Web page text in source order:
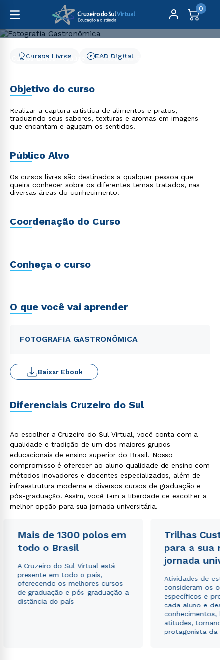
0
Cursos Livres Saúde Fotografia Gastronômica
Cursos Livres EAD Digital
Objetivo do curso
Realizar a captura artística de alimentos e pratos,
traduzindo seus sabores, texturas e aromas em imagens
que encantam e aguçam os sentidos.
Público Alvo
Os cursos livres são destinados a qualquer pessoa que
queira conhecer sobre os diferentes temas tratados, nas
diversas áreas do conhecimento.
Coordenação do Curso
Conheça o curso
O que você vai aprender
FOTOGRAFIA GASTRONÔMICA
Baixar Ebook
Diferenciais Cruzeiro do Sul
Ao escolher a Cruzeiro do Sul Virtual, você conta com a
qualidade e tradição de um dos maiores grupos
educacionais de ensino superior do Brasil. Nosso
compromisso é oferecer ao aluno qualidade de ensino com
métodos inovadores e docentes especializados, além de
infraestrutura moderna e diversos cursos de graduação e
pós-graduação. Assim, você tem a liberdade de escolher a
melhor opção para sua jornada universitária.
Mais de 1300 polos em
todo o Brasil
A Cruzeiro do Sul Virtual está
presente em todo o país,
oferecendo os melhores cursos
de graduação e pós-graduação a
distância do país
Trilhas
para a sua
jornada
Atividades de
consideram os
específicos e
cada aluno e
conhecimentos,
atitudes,
protagonista da